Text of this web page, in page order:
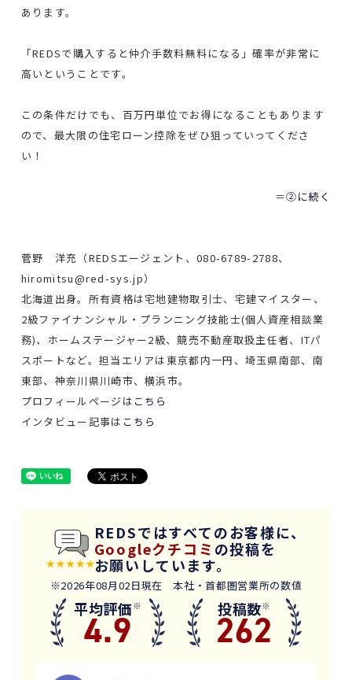
あります。
「REDSで購入すると仲介手数料無料になる」確率が非常に
高いということです。
この条件だけでも、百万円単位でお得になることもあります
ので、最大限の住宅ローン控除をぜひ狙っていってくださ
い！
＝②に続く
菅野 洋充（REDSエージェント、080-6789-2788、
hiromitsu@red-sys.jp）
北海道出身。所有資格は宅地建物取引士、宅建マイスター、
2級ファイナンシャル・プランニング技能士(個人資産相談業
務)、ホームステージャー2級、競売不動産取扱主任者、ITパ
スポートなど。担当エリアは東京都内一円、埼玉県南部、南
東部、神奈川県川崎市、横浜市。
プロフィールページは こちら
インタビュー記事は こちら
REDSではすべてのお客様に、
Googleクチコミ の投稿を
お願いしています。
※2026年08月02日現在 本社・首都圏営業所の数値
平均評価※
4.9 投稿数※
262